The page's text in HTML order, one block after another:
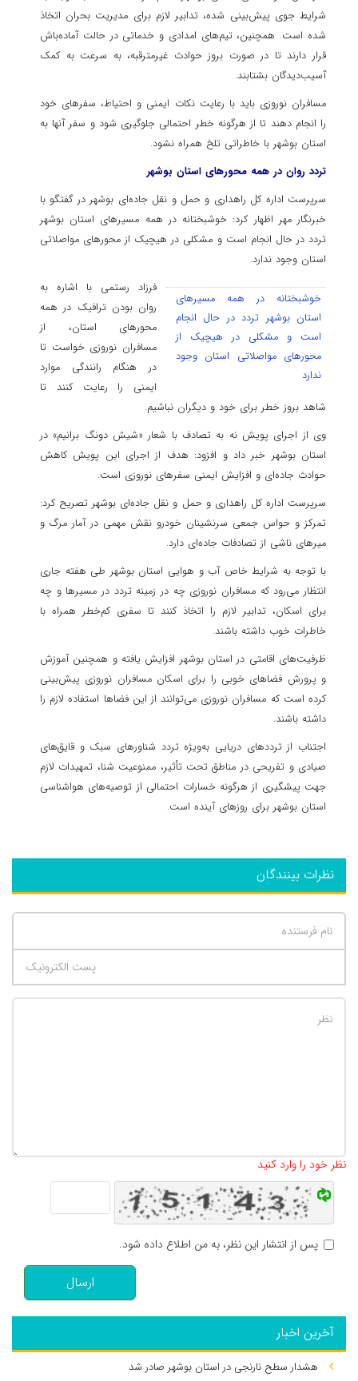
شرایط جوی پیش‌بینی شده، تدابیر لازم برای مدیریت بحران اتخاذ
شده است. همچنین، تیم‌های امدادی و خدماتی در حالت آماده‌باش
قرار دارند تا در صورت بروز حوادث غیرمترقبه، به سرعت به کمک
آسیب‌دیدگان بشتابند.
مسافران نوروزی باید با رعایت نکات ایمنی و احتیاط، سفرهای خود
را انجام دهند تا از هرگونه خطر احتمالی جلوگیری شود و سفر آنها به
استان بوشهر با خاطراتی تلخ همراه نشود.
تردد روان در همه محورهای استان بوشهر
سرپرست اداره کل راهداری و حمل و نقل جاده‌ای بوشهر در گفتگو با
خبرنگار مهر اظهار کرد: خوشبختانه در همه مسیرهای استان بوشهر
تردد در حال انجام است و مشکلی در هیچیک از محورهای مواصلاتی
استان وجود ندارد.
خوشبختانه در همه مسیرهای
استان بوشهر تردد در حال انجام
است و مشکلی در هیچیک از
محورهای مواصلاتی استان وجود
ندارد
فرزاد رستمی با اشاره به
روان بودن ترافیک در همه
محورهای استان، از
مسافران نوروزی خواست تا
در هنگام رانندگی موارد
ایمنی را رعایت کنند تا
شاهد بروز خطر برای خود و دیگران نباشیم.
وی از اجرای پویش نه به تصادف با شعار «شیش دونگ برانیم» در
استان بوشهر خبر داد و افزود: هدف از اجرای این پویش کاهش
حوادث جاده‌ای و افزایش ایمنی سفرهای نوروزی است.
سرپرست اداره کل راهداری و حمل و نقل جاده‌ای بوشهر تصریح کرد:
تمرکز و حواس جمعی سرنشینان خودرو نقش مهمی در آمار مرگ و
میرهای ناشی از تصادفات جاده‌ای دارد.
با توجه به شرایط خاص آب و هوایی استان بوشهر طی هفته جاری
انتظار می‌رود که مسافران نوروزی چه در زمینه تردد در مسیرها و چه
برای اسکان، تدابیر لازم را اتخاذ کنند تا سفری کم‌خطر همراه با
خاطرات خوب داشته باشند.
ظرفیت‌های اقامتی در استان بوشهر افزایش یافته و همچنین آموزش
و پرورش فضاهای خوبی را برای اسکان مسافران نوروزی پیش‌بینی
کرده است که مسافران نوروزی می‌توانند از این فضاها استفاده لازم را
داشته باشند.
اجتناب از ترددهای دریایی به‌ویژه تردد شناورهای سبک و قایق‌های
صیادی و تفریحی در مناطق تحت تأثیر، ممنوعیت شنا، تمهیدات لازم
جهت پیشگیری از هرگونه خسارات احتمالی از توصیه‌های هواشناسی
استان بوشهر برای روزهای آینده است.
نظرات بینندگان
نظر خود را وارد کنید
پس از انتشار این نظر، به من اطلاع داده شود.
ارسال
آخرین اخبار
هشدار سطح نارنجی در استان بوشهر صادر شد